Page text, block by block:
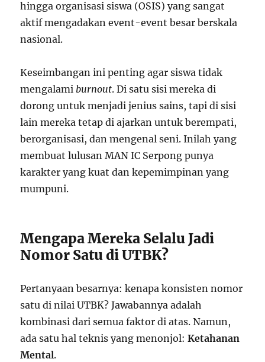
hingga organisasi siswa (OSIS) yang sangat
aktif mengadakan event-event besar berskala
nasional.
Keseimbangan ini penting agar siswa tidak
mengalami burnout. Di satu sisi mereka di
dorong untuk menjadi jenius sains, tapi di sisi
lain mereka tetap di ajarkan untuk berempati,
berorganisasi, dan mengenal seni. Inilah yang
membuat lulusan MAN IC Serpong punya
karakter yang kuat dan kepemimpinan yang
mumpuni.
Mengapa Mereka Selalu Jadi
Nomor Satu di UTBK?
Pertanyaan besarnya: kenapa konsisten nomor
satu di nilai UTBK? Jawabannya adalah
kombinasi dari semua faktor di atas. Namun,
ada satu hal teknis yang menonjol:Ketahanan
Mental.